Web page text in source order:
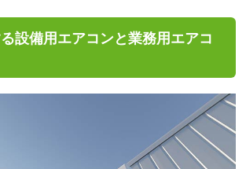
設備用エアコンと業務用エアコ